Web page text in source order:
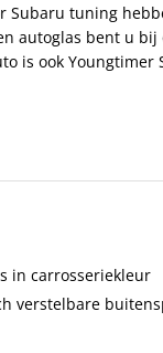
Subaru tuning
autoglas bent u
is ook
in carrosseriekleur
verstelbare